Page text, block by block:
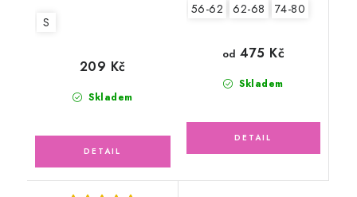
S
Skladem
209 Kč
56-62 62-68 74-80
Skladem
od 475 Kč